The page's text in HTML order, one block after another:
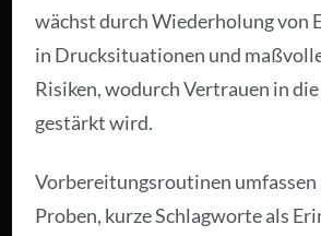
wächst durch Wiederholung von
in Drucksituationen und
Risiken, wodurch Vertrauen in
gestärkt wird.
Vorbereitungsroutinen
Proben, kurze Schlagworte als